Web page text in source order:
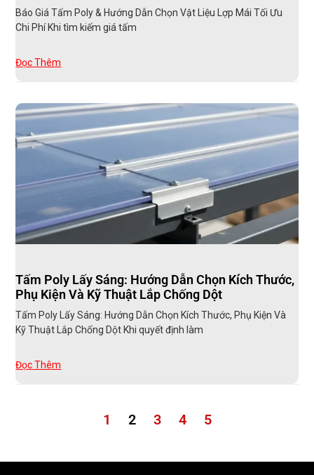
Báo Giá Tấm Poly & Hướng Dẫn Chọn Vật Liệu Lợp Mái Tối Ưu
Chi Phí Khi tìm kiếm giá tấm
Đọc Thêm
Tấm Poly Lấy Sáng: Hướng Dẫn Chọn Kích Thước,
Phụ Kiện Và Kỹ Thuật Lắp Chống Dột
Tấm Poly Lấy Sáng: Hướng Dẫn Chọn Kích Thước, Phụ Kiện Và
Kỹ Thuật Lắp Chống Dột Khi quyết định làm
Đọc Thêm
1 2 3 4 5